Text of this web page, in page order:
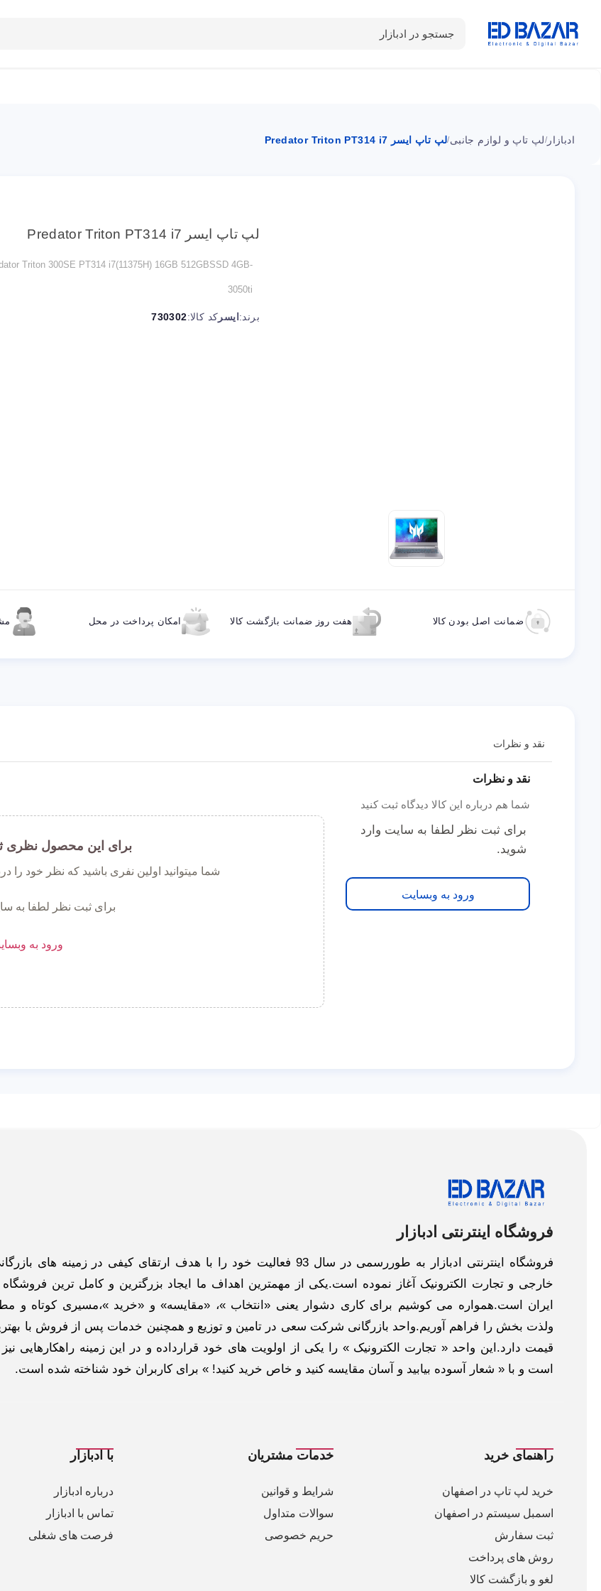
جستجو در ادبازار
دسته بندی محصولات
ادبازار /لپ تاپ و لوازم جانبی/لپ تاپ ایسر Predator Triton PT314 i7
لپ تاپ ایسر Predator Triton PT314 i7
Triton 300SE PT314 i7(11375H) 16GB 512GBSSD 4GB-
3050ti
برند: ایسر کد کالا:730302
ضمانت اصل بودن کالا هفت روز ضمانت بازگشت کالا امکان پرداخت در محل
نقد و نظرات
نقد و نظرات
شما هم درباره این کالا دیدگاه ثبت کنید
برای ثبت نظر لطفا به سایت وارد
شوید.
ورود به وبسایت
برای این محصول نظری
شما میتوانید اولین نفری باشید که نظر خود را
برای ثبت نظر لطفا به
ورود به
فروشگاه اینترنتی ادبازار
فروشگاه اینترنتی ادبازار به طوررسمی در سال 93 فعالیت خود را با هدف ارتقای کیفی در زمینه
خارجی و تجارت الکترونیک آغاز نموده است.یکی از مهمترین اهداف ما ایجاد بزرگترین و کامل ترین فروشگاه
ایران است.همواره می کوشیم برای کاری دشوار یعنی «انتخاب »، «مقایسه» و «خرید »،مسیری کوتاه و
ولذت بخش را فراهم آوریم.واحد بازرگانی شرکت سعی در تامین و توزیع و همچنین خدمات پس از فروش با
قیمت دارد.این واحد « تجارت الکترونیک » را یکی از اولویت های خود قرارداده و در این زمینه راهکارهایی نیز
است و با « شعار آسوده بیابید و آسان مقایسه کنید و خاص خرید کنید! » برای کاربران خود شناخته شده است.
راهنمای خرید
خرید لپ تاپ در اصفهان
اسمبل سیستم در اصفهان
ثبت سفارش
روش های پرداخت
لغو و بازگشت کالا
خدمات مشتریان
شرایط و قوانین
سوالات متداول
حریم خصوصی
با ادبازار
درباره ادبازار
تماس با ادبازار
فرصت های شغلی